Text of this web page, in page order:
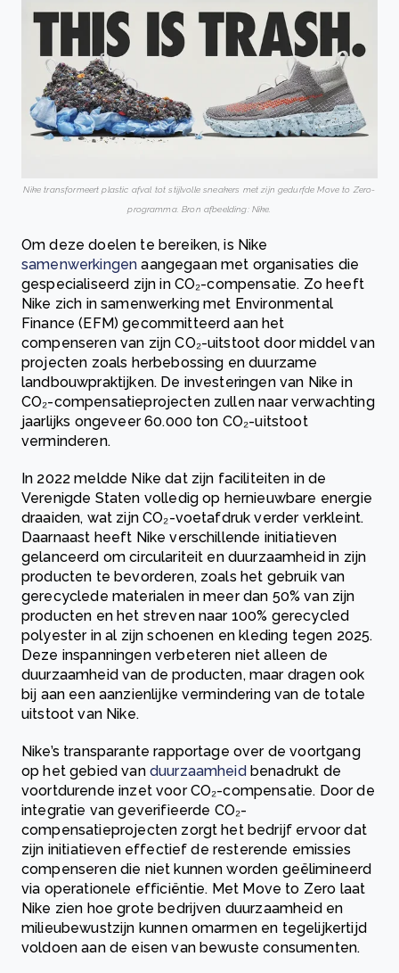
Nike transformeert plastic afval tot stijlvolle sneakers met zijn gedurfde Move to Zero-
programma. Bron afbeelding: Nike.
Om deze doelen te bereiken, is Nike
samenwerkingen aangegaan met organisaties die
gespecialiseerd zijn in CO₂-compensatie. Zo heeft
Nike zich in samenwerking met Environmental
Finance (EFM) gecommitteerd aan het
compenseren van zijn CO₂-uitstoot door middel van
projecten zoals herbebossing en duurzame
landbouwpraktijken. De investeringen van Nike in
CO₂-compensatieprojecten zullen naar verwachting
jaarlijks ongeveer 60.000 ton CO₂-uitstoot
verminderen.
In 2022 meldde Nike dat zijn faciliteiten in de
Verenigde Staten volledig op hernieuwbare energie
draaiden, wat zijn CO₂-voetafdruk verder verkleint.
Daarnaast heeft Nike verschillende initiatieven
gelanceerd om circulariteit en duurzaamheid in zijn
producten te bevorderen, zoals het gebruik van
gerecyclede materialen in meer dan 50% van zijn
producten en het streven naar 100% gerecycled
polyester in al zijn schoenen en kleding tegen 2025.
Deze inspanningen verbeteren niet alleen de
duurzaamheid van de producten, maar dragen ook
bij aan een aanzienlijke vermindering van de totale
uitstoot van Nike.
Nike’s transparante rapportage over de voortgang
op het gebied van duurzaamheidbenadrukt de
voortdurende inzet voor CO₂-compensatie. Door de
integratie van geverifieerde CO₂-
compensatieprojecten zorgt het bedrijf ervoor dat
zijn initiatieven effectief de resterende emissies
compenseren die niet kunnen worden geëlimineerd
via operationele efficiëntie. Met Move to Zero laat
Nike zien hoe grote bedrijven duurzaamheid en
milieubewustzijn kunnen omarmen en tegelijkertijd
voldoen aan de eisen van bewuste consumenten.